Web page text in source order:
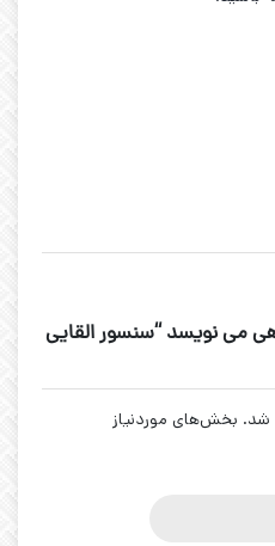
می نویسد “سنسور القایی
شد. بخش‌های موردنیاز